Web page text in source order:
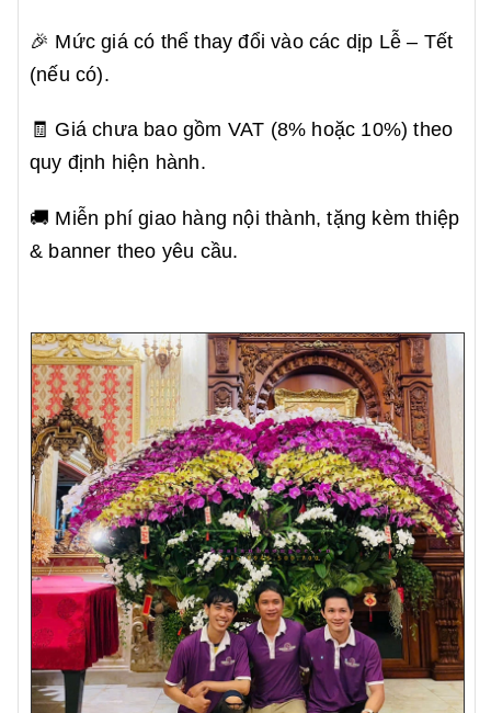
🎉 Mức giá có thể thay đổi vào các dịp Lễ – Tết
(nếu có).
🧾 Giá chưa bao gồm VAT (8% hoặc 10%) theo
quy định hiện hành.
🚚 Miễn phí giao hàng nội thành, tặng kèm thiệp
& banner theo yêu cầu.